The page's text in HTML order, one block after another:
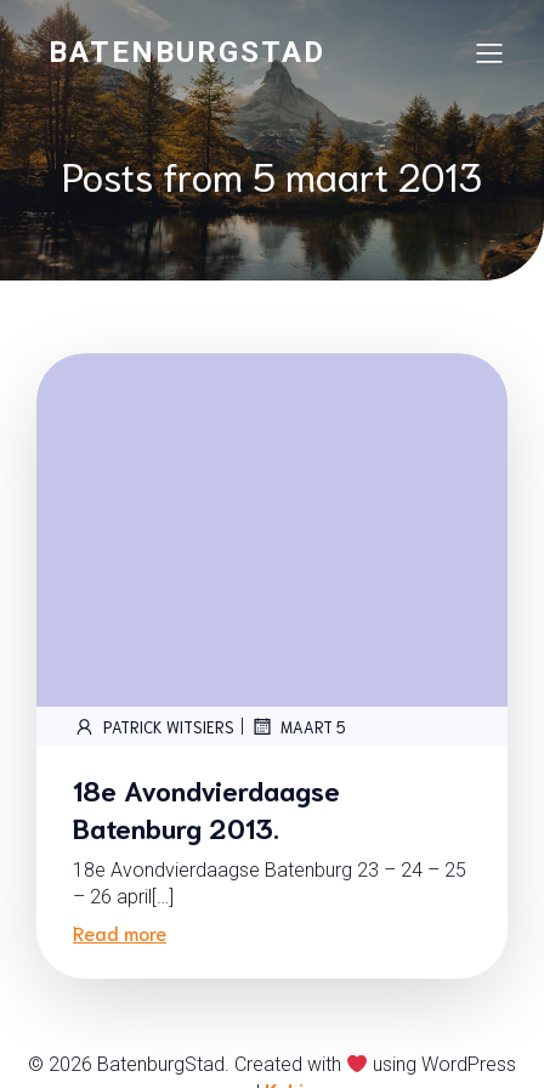
BATENBURGSTAD
Posts from 5 maart 2013
PATRICK WITSIERS | MAART 5
18e Avondvierdaagse
Batenburg 2013.
18e Avondvierdaagse Batenburg 23 – 24 – 25
– 26 april[…]
Read more
© 2026 BatenburgStad. Created with
using WordPress